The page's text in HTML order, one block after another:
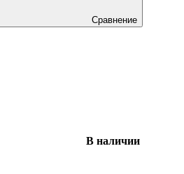
Сравнение
В наличии